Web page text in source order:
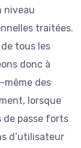
niveau
traitées.
tous les
donc à
même des
lorsque
de passe forts
d’utilisateur